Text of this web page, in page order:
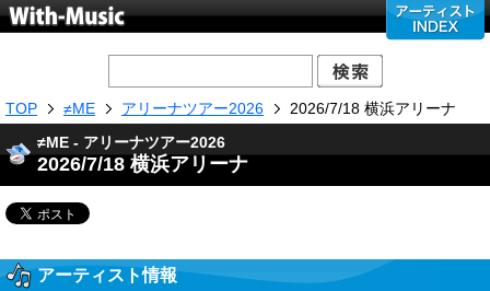
TOP ≠ME アリーナツアー2026
2026/7/18 横浜アリーナ
≠ME - アリーナツアー2026
2026/7/18 横浜アリーナ
アーティスト情報